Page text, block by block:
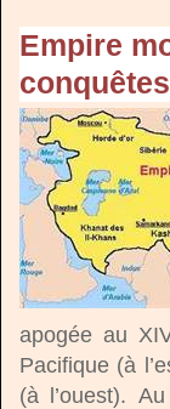
Empire
conquêtes
apogée au
Pacifique (à
(à l’ouest).